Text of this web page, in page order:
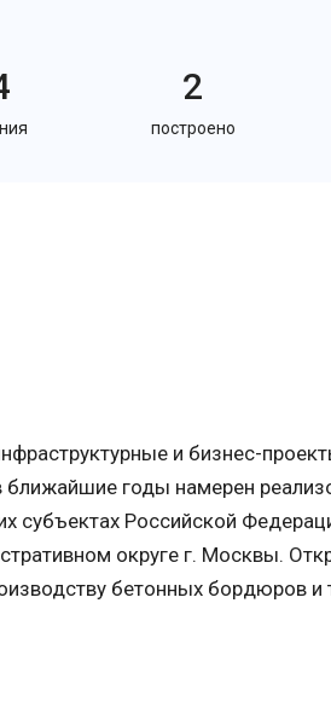
2
построено
и бизнес-
ближайшие годы намерен
субъектах Российской
округе г. Москвы.
бетонных бордюров и